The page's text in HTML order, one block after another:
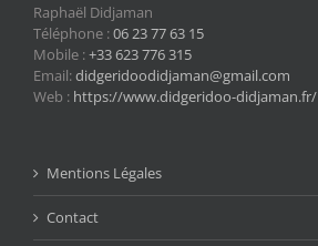
Raphaël Didjaman
Téléphone :06 23 77 63 15
Mobile :+33 623 776 315
Email:didgeridoodidjaman@gmail.com
Web : https://www.didgeridoo-didjaman.fr/
Mentions Légales
Contact